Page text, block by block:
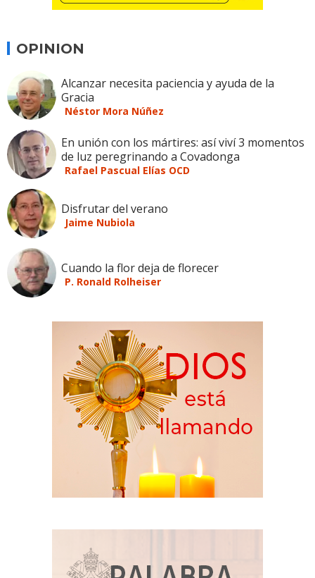
OPINION
Alcanzar necesita paciencia y ayuda de la
Gracia
Néstor Mora Núñez
En unión con los mártires: así viví 3 momentos
de luz peregrinando a Covadonga
Rafael Pascual Elías OCD
Disfrutar del verano
Jaime Nubiola
Cuando la flor deja de florecer
P. Ronald Rolheiser